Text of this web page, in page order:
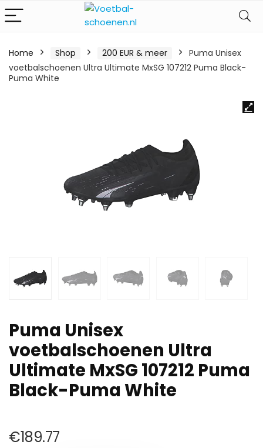
Home Shop 200 EUR & meer
Puma Unisex
voetbalschoenen Ultra Ultimate MxSG 107212 Puma Black-
Puma White
Puma Unisex
voetbalschoenen Ultra
Ultimate MxSG 107212 Puma
Black-Puma White
€189.77